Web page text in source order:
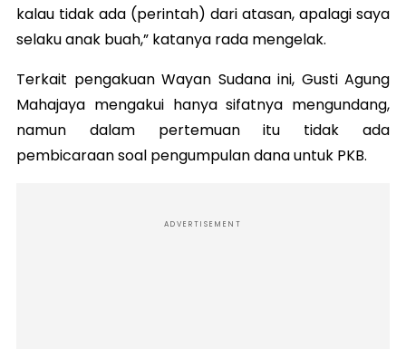
kalau tidak ada (perintah) dari atasan, apalagi saya
selaku anak buah,” katanya rada mengelak.
Terkait pengakuan Wayan Sudana ini, Gusti Agung
Mahajaya mengakui hanya sifatnya mengundang,
namun dalam pertemuan itu tidak ada
pembicaraan soal pengumpulan dana untuk PKB.
ADVERTISEMENT